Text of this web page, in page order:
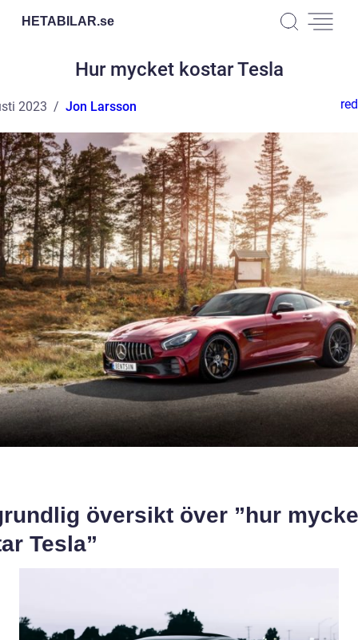
HETABILAR.se
Hur mycket kostar Tesla
2023 Jon Larsson
översikt över ”hur
Tesla”